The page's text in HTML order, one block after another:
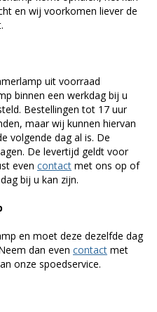
en wij voorkomen liever de
uit voorraad
binnen een werkdag bij u
Bestellingen tot 17 uur
maar wij kunnen hiervan
volgende dag al is. De
De levertijd geldt voor
even contact met ons op of
bij u kan zijn.
en moet deze dezelfde dag
dan even contact met
onze spoedservice.